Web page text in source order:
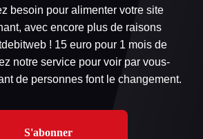
besoin pour alimenter votre site
avec encore plus de raisons
! 15 euro pour 1 mois de
notre service pour voir par vous-
de personnes font le changement.
S'abonner